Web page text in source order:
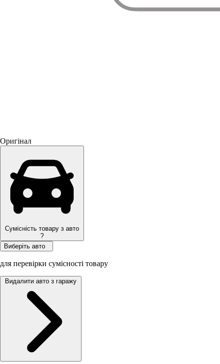
Оригінал
Сумісність товару з авто
?
Виберіть авто
для перевірки сумісності товару
Видалити авто з гаражу